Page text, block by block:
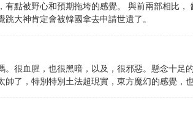
有點被野心和預期拖垮的感覺。 與前兩部相比
大神肯定會被韓國拿去申請世遺了。
。很血腥，也很黑暗，以及，很邪惡。懸念十
了，特別特別土法超現實，東方魔幻的感覺，